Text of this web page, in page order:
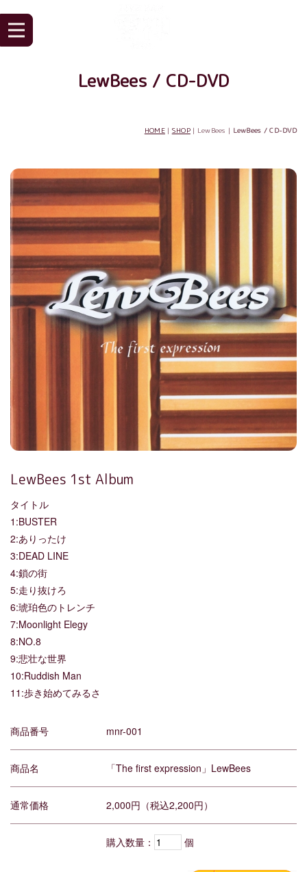
LewBees / CD-DVD
HOME| SHOP| LewBees | LewBees / CD-DVD
LewBees 1st Album
タイトル
1:BUSTER
2:ありったけ
3:DEAD LINE
4:鎖の街
5:走り抜けろ
6:琥珀色のトレンチ
7:Moonlight Elegy
8:NO.8
9:悲壮な世界
10:Ruddish Man
11:歩き始めてみるさ
商品番号 mnr-001
商品名 「The first expression」LewBees
通常価格 2,000円（税込2,200円）
購入数量： 個